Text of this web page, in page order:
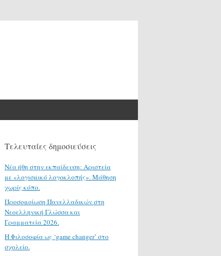
Τελευταίες δημοσιεύσεις
Νέα ήθη στην εκπαίδευση: Αριστεία
με «λογισμικό λογοκλοπής». Μάθηση
χωρίς κόπο.
Προσομοίωση Πανελλαδικών στη
Νεοελληνική Γλώσσα και
Γραμματεία 2026.
H Φιλοσοφία ως ‘game changer’ στο
σχολείο.